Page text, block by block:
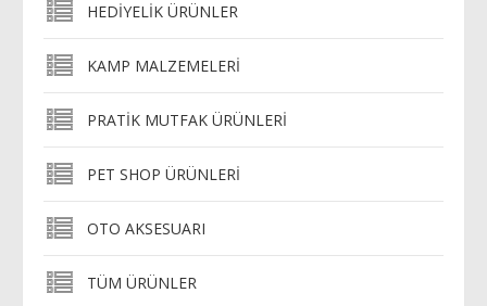
HEDIYELIK ÜRÜNLER
KAMP MALZEMELERI
PRATIK MUTFAK ÜRÜNLERI
PET SHOP ÜRÜNLERI
OTO AKSESUARI
TÜM ÜRÜNLER